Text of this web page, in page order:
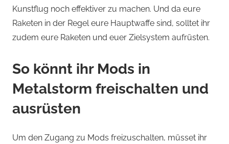
Kunstflug noch effektiver zu machen. Und da eure
Raketen in der Regel eure Hauptwaffe sind, solltet ihr
zudem eure Raketen und euer Zielsystem aufrüsten.
So könnt ihr Mods in
Metalstorm freischalten und
ausrüsten
Um den Zugang zu Mods freizuschalten, müsset ihr